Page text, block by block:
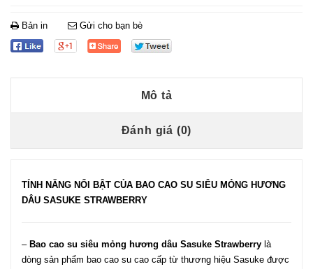
Bản in Gửi cho bạn bè
Mô tả
Đánh giá (0)
TÍNH NĂNG NỔI BẬT CỦA BAO CAO SU SIÊU MỎNG HƯƠNG
DÂU SASUKE STRAWBERRY
– Bao cao su siêu mỏng hương dâu Sasuke Strawberry là
dòng sản phẩm bao cao su cao cấp từ thương hiệu Sasuke được